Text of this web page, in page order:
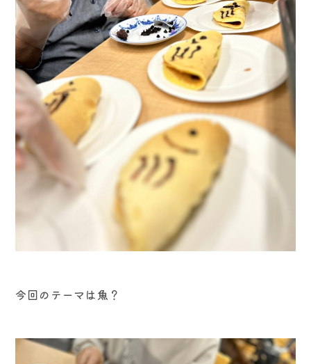
今回のテーマは魚？